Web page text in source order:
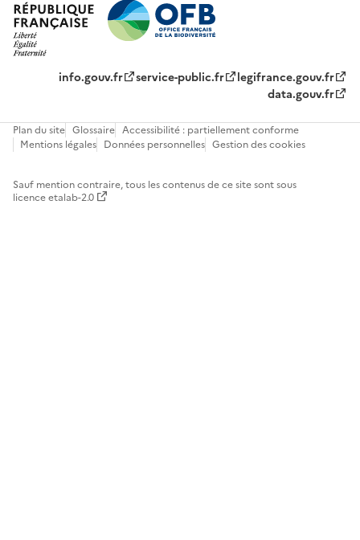
info.gouv.fr service-public.fr
legifrance.gouv.fr
data.gouv.fr
Plan du site Glossaire Accessibilité : partiellement conforme
Mentions légales Données personnelles Gestion des cookies
Sauf mention contraire, tous les contenus de ce site sont sous
licence etalab-2.0